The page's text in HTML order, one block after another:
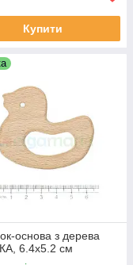
Купити
основа з дерева
6.4х5.2 см